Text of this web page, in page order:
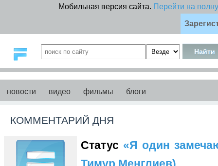
Мобильная версия сайта. Перейти на
новости видео фильмы блоги
КОММЕНТАРИЙ ДНЯ
Статус «Я один